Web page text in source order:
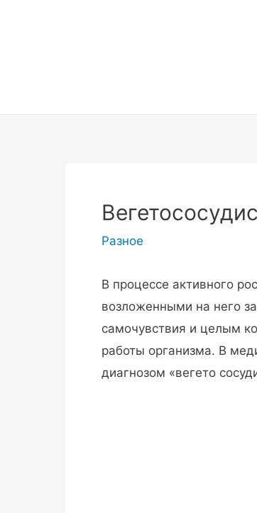
Разное
В процессе активного
возложенными на него
самочувствия и целым
работы организма. В
диагнозом «вегето